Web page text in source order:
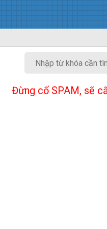
Đừng cố SPAM, sẽ